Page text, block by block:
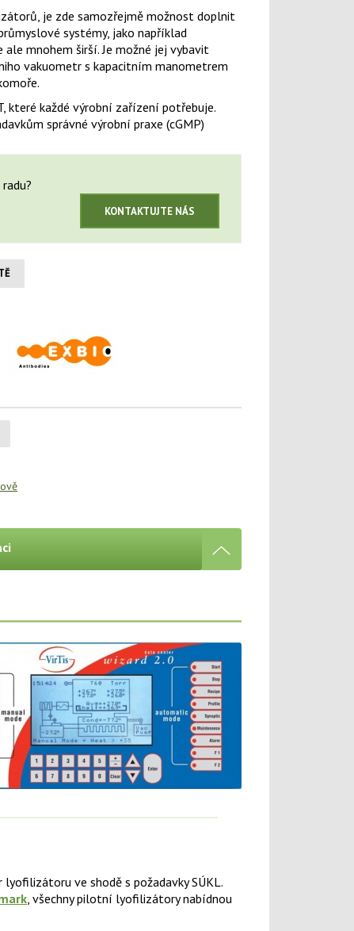
je zde samozřejmě možnost doplnit
systémy, jako například
mnohem širší. Je možné jej vybavit
vakuometr s kapacitním manometrem
které každé výrobní zařízení potřebuje.
správné výrobní praxe (cGMP)
KONTAKTUJTE NÁS
ve shodě s požadavky SÚKL.
, všechny pilotní lyofilizátory nabídnou